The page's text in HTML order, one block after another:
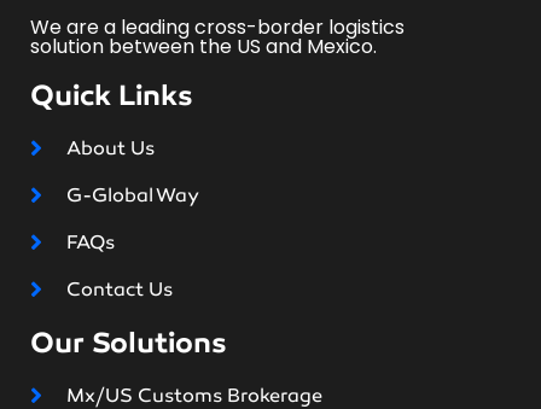
We are a leading cross-border logistics
solution between the US and Mexico.
Quick Links
About Us
G-Global Way
FAQs
Contact Us
Our Solutions
Mx/US Customs Brokerage